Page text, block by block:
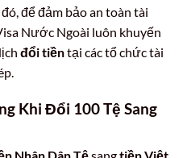
để đảm bảo an toàn tài
Nước Ngoài luôn khuyến
đổi tiềntại các tổ chức tài
Khi Đổi 100 Tệ Sang